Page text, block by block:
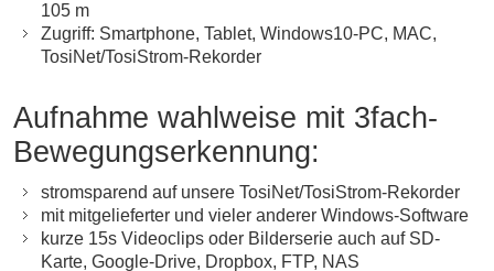
105 m
Zugriff: Smartphone, Tablet, Windows10-PC, MAC,
TosiNet/TosiStrom-Rekorder
Aufnahme wahlweise mit 3fach-
Bewegungserkennung:
stromsparend auf unsere TosiNet/TosiStrom-Rekorder
mit mitgelieferter und vieler anderer Windows-Software
kurze 15s Videoclips oder Bilderserie auch auf SD-
Karte, Google-Drive, Dropbox, FTP, NAS